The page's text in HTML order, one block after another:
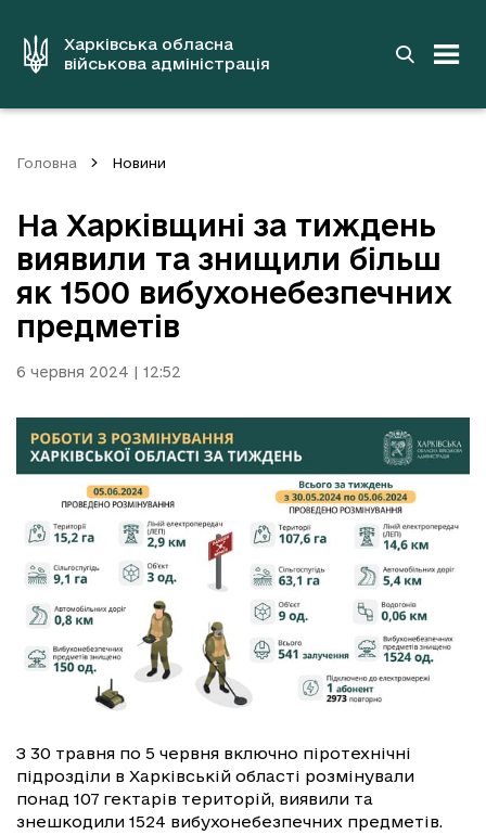
вмістуХарківська обласна
військова адміністрація
Головна Новини
На Харківщині за тиждень
виявили та знищили більш
як 1500 вибухонебезпечних
предметів
6 червня 2024 | 12:52
З 30 травня по 5 червня включно піротехнічні
підрозділи в Харківській області розмінували
понад 107 гектарів територій, виявили та
знешкодили 1524 вибухонебезпечних предметів.